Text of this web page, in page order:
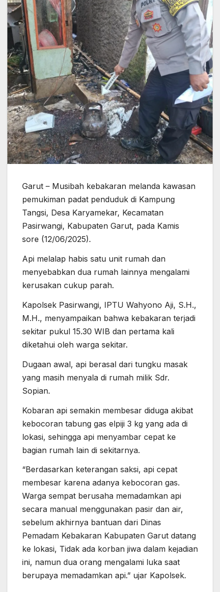
Garut – Musibah kebakaran melanda kawasan
pemukiman padat penduduk di Kampung
Tangsi, Desa Karyamekar, Kecamatan
Pasirwangi, Kabupaten Garut, pada Kamis
sore (12/06/2025).
Api melalap habis satu unit rumah dan
menyebabkan dua rumah lainnya mengalami
kerusakan cukup parah.
Kapolsek Pasirwangi, IPTU Wahyono Aji, S.H.,
M.H., menyampaikan bahwa kebakaran terjadi
sekitar pukul 15.30 WIB dan pertama kali
diketahui oleh warga sekitar.
Dugaan awal, api berasal dari tungku masak
yang masih menyala di rumah milik Sdr.
Sopian.
Kobaran api semakin membesar diduga akibat
kebocoran tabung gas elpiji 3 kg yang ada di
lokasi, sehingga api menyambar cepat ke
bagian rumah lain di sekitarnya.
“Berdasarkan keterangan saksi, api cepat
membesar karena adanya kebocoran gas.
Warga sempat berusaha memadamkan api
secara manual menggunakan pasir dan air,
sebelum akhirnya bantuan dari Dinas
Pemadam Kebakaran Kabupaten Garut datang
ke lokasi, Tidak ada korban jiwa dalam kejadian
ini, namun dua orang mengalami luka saat
berupaya memadamkan api.” ujar Kapolsek.